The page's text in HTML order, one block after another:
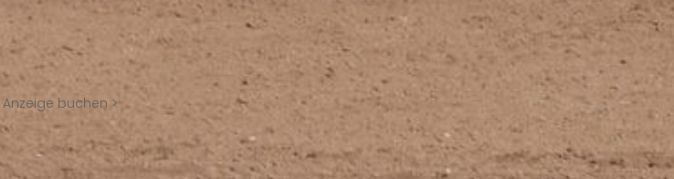
Anzeige buchen >